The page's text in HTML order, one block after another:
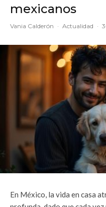
mexicanos
Vania Calderón · Actualidad ·
En México, la vida en casa